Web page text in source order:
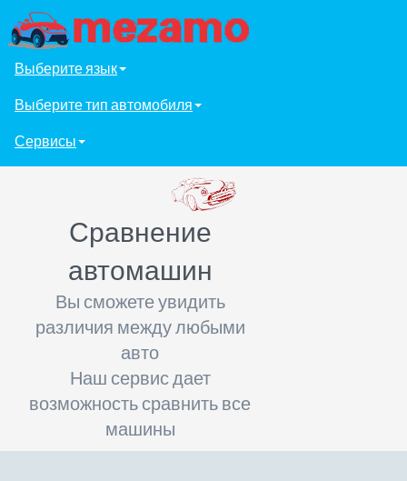
Выберите язык
Выберите тип автомобиля
Сервисы
Сравнение
автомашин
Вы сможете увидить
различия между любыми
авто
Наш сервис дает
возможность сравнить все
машины